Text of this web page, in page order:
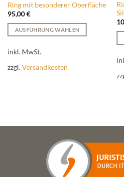
Ring mit besonderer Oberfläche
95,00€
AUSFÜHRUNG WÄHLEN
Produkt
mehrere
können
Produktseite
inkl. MwSt.
zzgl.Versandkosten